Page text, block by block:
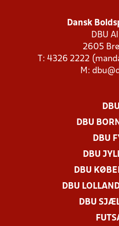
Dansk
DBU
2605
T: 4326 2222
M:
DBU
DBU
DBU
DBU
DBU
DBU
DBU